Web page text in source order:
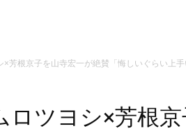
芳根京子を山寺宏一が絶賛「悔しいぐらい上手
ツヨシ×芳根京